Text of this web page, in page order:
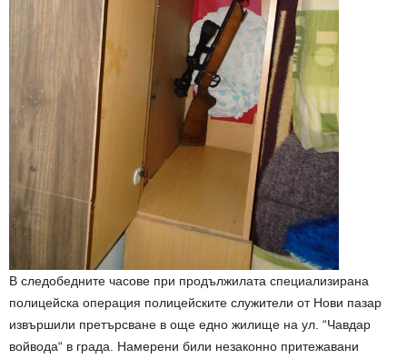
В следобедните часове при продължилата специализирана
полицейска операция полицейските служители от Нови пазар
извършили претърсване в още едно жилище на ул. “Чавдар
войвода“ в града. Намерени били незаконно притежавани